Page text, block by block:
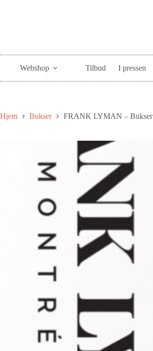
Webshop Tilbud I pressen
Hjem Bukser FRANK LYMAN – Bukser